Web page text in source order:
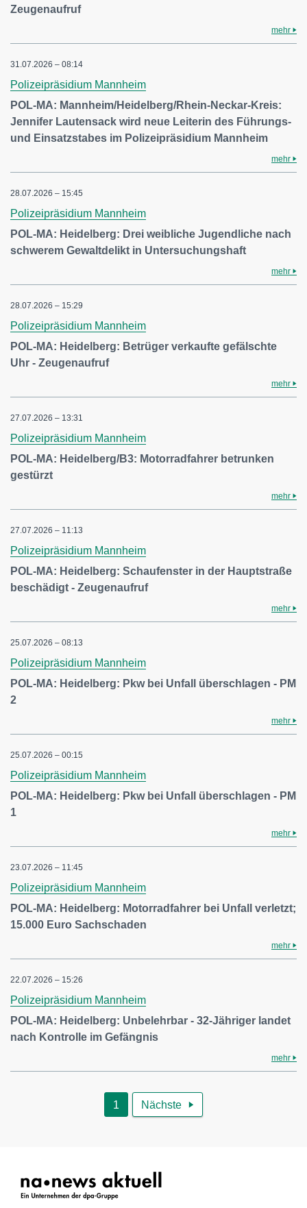
Zeugenaufruf
mehr
31.07.2026 – 08:14
Polizeipräsidium Mannheim
POL-MA: Mannheim/Heidelberg/Rhein-Neckar-Kreis:
Jennifer Lautensack wird neue Leiterin des Führungs-
und Einsatzstabes im Polizeipräsidium Mannheim
mehr
28.07.2026 – 15:45
Polizeipräsidium Mannheim
POL-MA: Heidelberg: Drei weibliche Jugendliche nach
schwerem Gewaltdelikt in Untersuchungshaft
mehr
28.07.2026 – 15:29
Polizeipräsidium Mannheim
POL-MA: Heidelberg: Betrüger verkaufte gefälschte
Uhr - Zeugenaufruf
mehr
27.07.2026 – 13:31
Polizeipräsidium Mannheim
POL-MA: Heidelberg/B3: Motorradfahrer betrunken
gestürzt
mehr
27.07.2026 – 11:13
Polizeipräsidium Mannheim
POL-MA: Heidelberg: Schaufenster in der Hauptstraße
beschädigt - Zeugenaufruf
mehr
25.07.2026 – 08:13
Polizeipräsidium Mannheim
POL-MA: Heidelberg: Pkw bei Unfall überschlagen - PM
2
mehr
25.07.2026 – 00:15
Polizeipräsidium Mannheim
POL-MA: Heidelberg: Pkw bei Unfall überschlagen - PM
1
mehr
23.07.2026 – 11:45
Polizeipräsidium Mannheim
POL-MA: Heidelberg: Motorradfahrer bei Unfall verletzt;
15.000 Euro Sachschaden
mehr
22.07.2026 – 15:26
Polizeipräsidium Mannheim
POL-MA: Heidelberg: Unbelehrbar - 32-Jähriger landet
nach Kontrolle im Gefängnis
mehr
1 Nächste 